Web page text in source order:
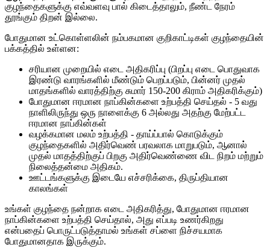
குழந்தைகளுக்கு எவ்வளவு பால் கிடைத்தாலும், நீண்ட நேரம்
தூங்கும் திறன் இல்லை.
போதுமான உட்கொள்ளலின் நம்பகமான குறிகாட்டிகள் குழந்தையின்
பக்கத்தில் உள்ளன:
சரியான முறையில் எடை அதிகரிப்பு (பிறப்பு எடை பொதுவாக
இரண்டு வாரங்களில் மீண்டும் பெறப்படும், பின்னர் முதல்
மாதங்களில் வாரத்திற்கு சுமார் 150-200 கிராம் அதிகரிக்கும்)
போதுமான ஈரமான நாப்கின்களை உற்பத்தி செய்தல் - 5 வது
நாளிலிருந்து ஒரு நாளைக்கு 6 அல்லது அதற்கு மேற்பட்ட
ஈரமான நாப்கின்கள்
வழக்கமான மலம் உற்பத்தி - தாய்ப்பால் கொடுக்கும்
குழந்தைகளில் அதிர்வெண் பரவலாக மாறுபடும், ஆனால்
முதல் மாதத்திற்குப் பிறகு அதிர்வெண்ணை விட நிறம் மற்றும்
நிலைத்தன்மை அதிகம்.
ஊட்டங்களுக்கு இடையே எச்சரிக்கை, திருப்தியான
காலங்கள்
உங்கள் குழந்தை நன்றாக எடை அதிகரித்து, போதுமான ஈரமான
நாப்கின்களை உற்பத்தி செய்தால், அது எப்படி உணர்கிறது
என்பதைப் பொருட்படுத்தாமல் உங்கள் சப்ளை நிச்சயமாக
போதுமானதாக இருக்கும்.